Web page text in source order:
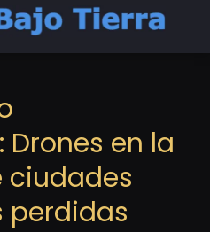
en la
ciudades
perdidas